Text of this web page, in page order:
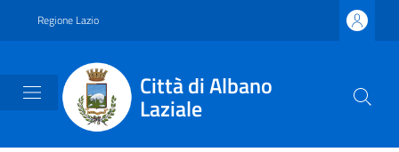
Regione Lazio
Città di Albano
Laziale